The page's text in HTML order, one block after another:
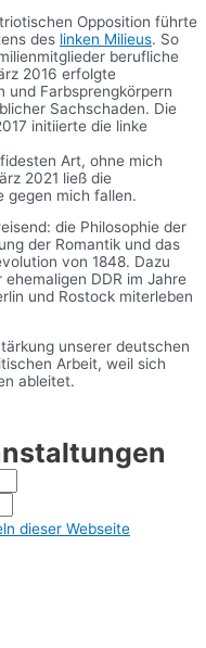
Opposition führte
des linken Milieus. So
berufliche
2016 erfolgte
und Farbsprengkörpern
Sachschaden. Die
initiierte die linke
Art, ohne mich
2021 ließ die
gegen mich fallen.
die Philosophie der
der Romantik und das
von 1848. Dazu
DDR im Jahre
und Rostock miterleben
unserer deutschen
Arbeit, weil sich
ableitet.
dieser Webseite